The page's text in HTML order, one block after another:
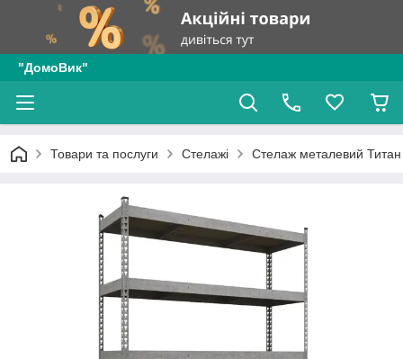
"ДомоВик"
Товари та послуги Стелажі Стелаж металевий